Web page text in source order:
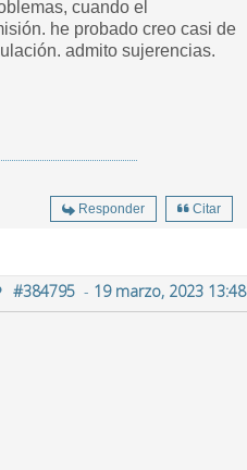
cuando el
he probado creo casi de
admito sujerencias.
Responder Citar
#384795 - 19 marzo, 2023 13:48